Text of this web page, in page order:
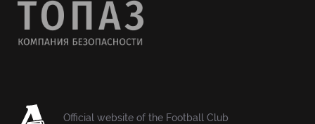
Official website of the Football Club